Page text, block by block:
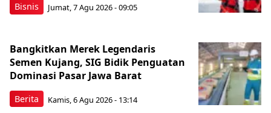
Bisnis Jumat, 7 Agu 2026 - 09:05
Berita
Bangkitkan Merek Legendaris
Semen Kujang, SIG Bidik Penguatan
Dominasi Pasar Jawa Barat
Kamis, 6 Agu 2026 - 13:14